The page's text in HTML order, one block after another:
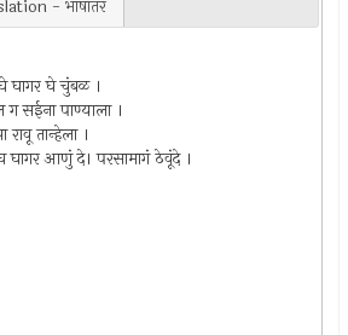
- भाषांतर
घागर घे चुंबळ ।
ग सईना पाण्याला ।
रावू तान्हेला ।
घागर आणुं दे। परसामागं ठेवूंदे ।